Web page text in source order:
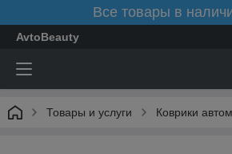
Все товары в
AvtoBeauty
Товары и услуги Коврики